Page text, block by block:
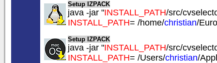
Setup IZPACK
java -jar "INSTALL_PATH/src/
INSTALL_PATH= /home/christian/
Setup IZPACK
java -jar "INSTALL_PATH/src/
INSTALL_PATH= /Users/christian/